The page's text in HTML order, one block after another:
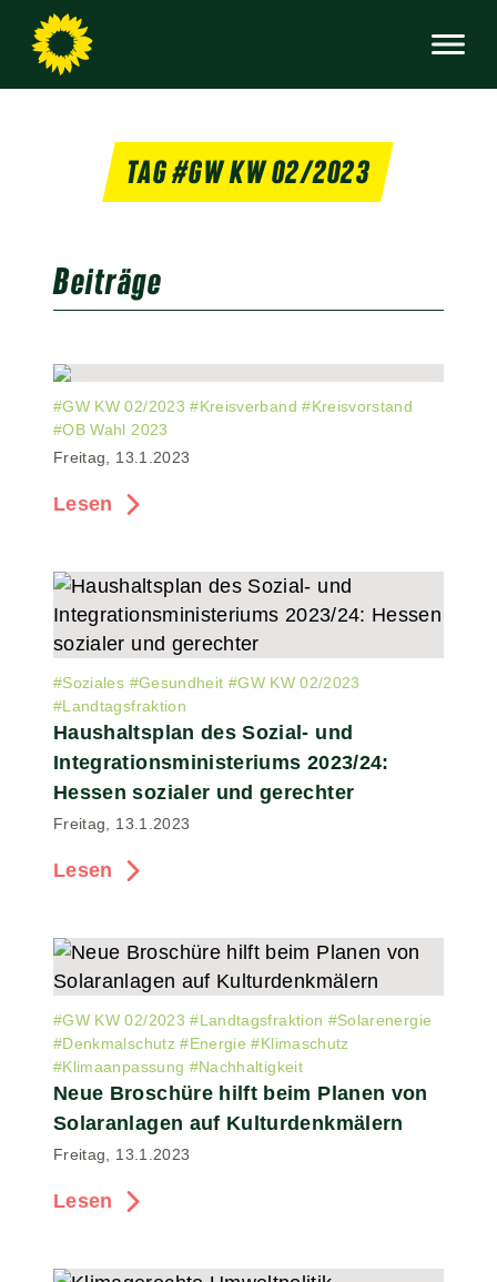
TAG #GW KW 02/2023
Beiträge
#GW KW 02/2023 #Kreisverband #Kreisvorstand
#OB Wahl 2023
Freitag, 13.1.2023
Lesen
#Soziales #Gesundheit #GW KW 02/2023
#Landtagsfraktion
Haushaltsplan des Sozial- und
Integrationsministeriums 2023/24:
Hessen sozialer und gerechter
Freitag, 13.1.2023
Lesen
#GW KW 02/2023 #Landtagsfraktion #Solarenergie
#Denkmalschutz #Energie #Klimaschutz
#Klimaanpassung #Nachhaltigkeit
Neue Broschüre hilft beim Planen von
Solaranlagen auf Kulturdenkmälern
Freitag, 13.1.2023
Lesen